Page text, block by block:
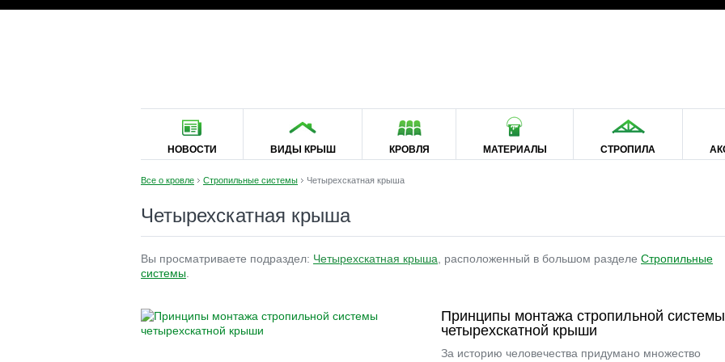
НОВОСТИ ВИДЫ КРЫШ КРОВЛЯ МАТЕРИАЛЫ СТРОПИЛА
Все о кровле Стропильные системы Четырехскатная крыша
Четырехскатная крыша
Вы просматриваете подраздел: Четырехскатная крыша , расположенный в большом разделе Стропильные
системы
Принципы монтажа стропильной системы
четырехскатной крыши
За историю человечества придумано множество